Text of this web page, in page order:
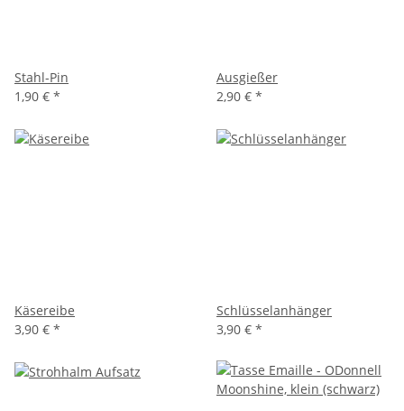
Stahl-Pin
1,90 € *
Ausgießer
2,90 € *
Käsereibe
3,90 € *
Schlüsselanhänger
3,90 € *